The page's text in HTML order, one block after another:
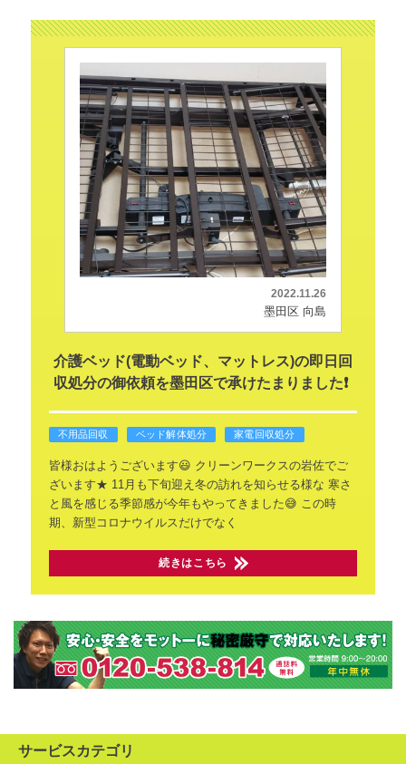
2022.11.26
墨田区 向島
介護ベッド(電動ベッド、マットレス)の即日回
収処分の御依頼を墨田区で承けたまりました❗
不用品回収 ベッド解体処分 家電回収処分
皆様おはようございます😃 クリーンワークスの岩佐でご
ざいます★ 11月も下旬迎え冬の訪れを知らせる様な 寒さ
と風を感じる季節感が今年もやってきました😅 この時
期、新型コロナウイルスだけでなく
続きはこちら
サービスカテゴリ